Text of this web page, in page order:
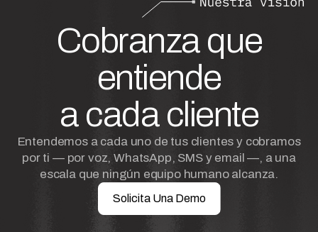
Cobranza que
entiende
a cada cliente
Entendemos a cada uno de tus clientes y cobramos
por ti — por voz, WhatsApp, SMS y email —, a una
escala que ningún equipo humano alcanza.
Solicita Una Demo